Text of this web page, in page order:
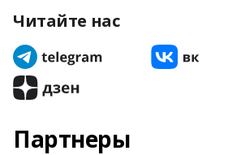
Читайте нас
Партнеры